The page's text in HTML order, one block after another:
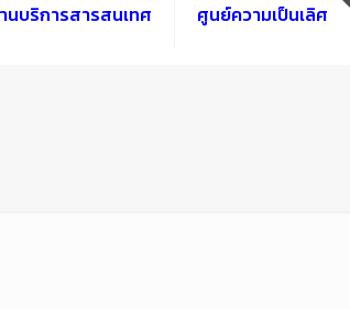
นบริการสารสนเทศ ศูนย์ความเป็นเลิศ